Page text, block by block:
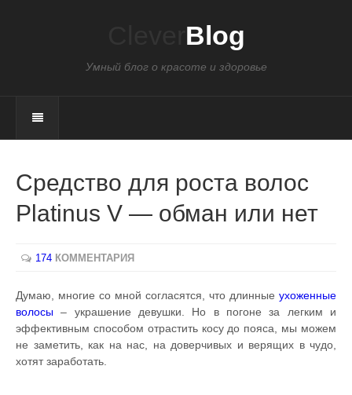
Blog
Умный блог о красоте и здоровье
Средство для роста волос
Platinus V — обман или нет
174 КОММЕНТАРИЯ
Думаю, многие со мной согласятся, что длинные ухоженные
волосы – украшение девушки. Но в погоне за легким и
эффективным способом отрастить косу до пояса, мы можем
не заметить, как на нас, на доверчивых и верящих в чудо,
хотят заработать.